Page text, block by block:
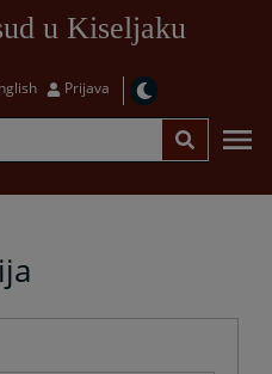
u Kiseljaku
Prijava